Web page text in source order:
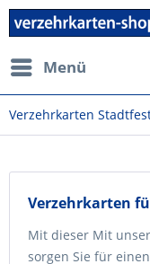
Menü
Verzehrkarten
Verzehrkarten
Mit dieser Mit
sorgen Sie für